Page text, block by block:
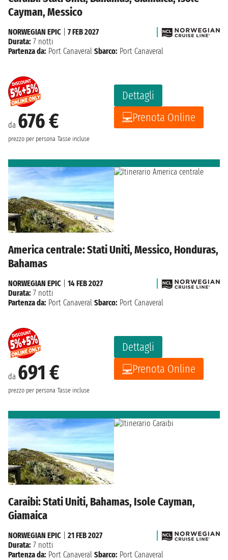
Cayman, Messico
da 676 €
prezzo per persona Tasse incluse
Dettagli
Prenota Online
NORWEGIAN EPIC
7 FEB 2027
Durata: 7 notti
Partenza da: Port Canaveral Sbarco: Port Canaveral
America centrale: Stati Uniti, Messico, Honduras,
Bahamas
da 691 €
prezzo per persona Tasse incluse
Dettagli
Prenota Online
NORWEGIAN EPIC
14 FEB 2027
Durata: 7 notti
Partenza da: Port Canaveral Sbarco: Port Canaveral
Caraibi: Stati Uniti, Bahamas, Isole Cayman,
Giamaica
NORWEGIAN EPIC
21 FEB 2027
Durata: 7 notti
Partenza da: Port Canaveral Sbarco: Port Canaveral